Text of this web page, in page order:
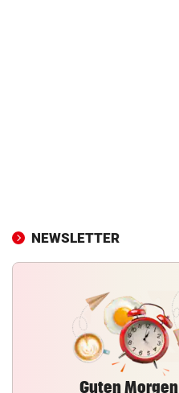
NEWSLETTER
Guten Morgen